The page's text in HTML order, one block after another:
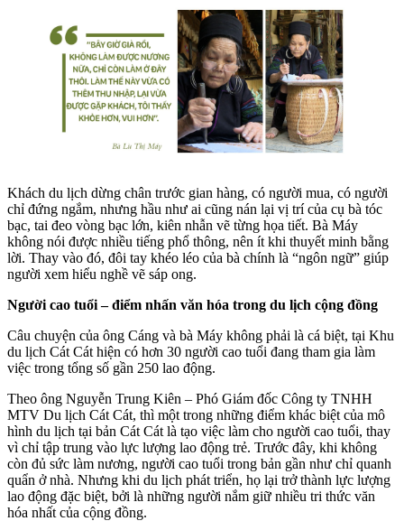
Khách du lịch dừng chân trước gian hàng, có người mua, có người
chỉ đứng ngắm, nhưng hầu như ai cũng nán lại vị trí của cụ bà tóc
bạc, tai đeo vòng bạc lớn, kiên nhẫn vẽ từng họa tiết. Bà Máy
không nói được nhiều tiếng phổ thông, nên ít khi thuyết minh bằng
lời. Thay vào đó, đôi tay khéo léo của bà chính là “ngôn ngữ” giúp
người xem hiểu nghề vẽ sáp ong.
Người cao tuổi – điểm nhấn văn hóa trong du lịch cộng đồng
Câu chuyện của ông Cáng và bà Máy không phải là cá biệt, tại Khu
du lịch Cát Cát hiện có hơn 30 người cao tuổi đang tham gia làm
việc trong tổng số gần 250 lao động.
Theo ông Nguyễn Trung Kiên – Phó Giám đốc Công ty TNHH
MTV Du lịch Cát Cát, thì một trong những điểm khác biệt của mô
hình du lịch tại bản Cát Cát là tạo việc làm cho người cao tuổi, thay
vì chỉ tập trung vào lực lượng lao động trẻ. Trước đây, khi không
còn đủ sức làm nương, người cao tuổi trong bản gần như chỉ quanh
quẩn ở nhà. Nhưng khi du lịch phát triển, họ lại trở thành lực lượng
lao động đặc biệt, bởi là những người nắm giữ nhiều tri thức văn
hóa nhất của cộng đồng.